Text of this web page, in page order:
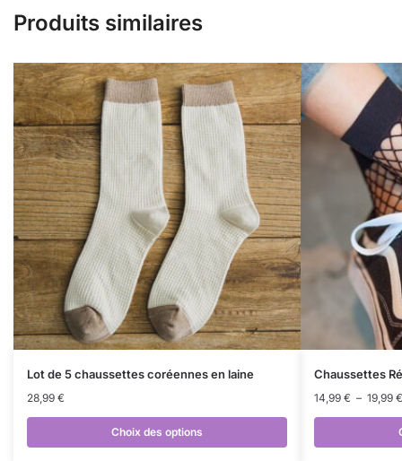
Produits similaires
Lot de 5 chaussettes coréennes en laine
28,99 €
Choix des options
Chaussettes
14,99 € – 19,99 €